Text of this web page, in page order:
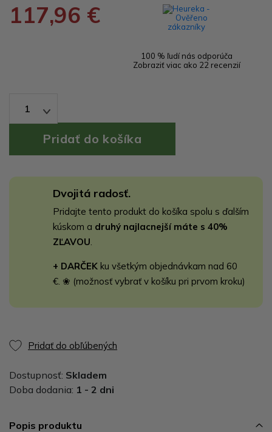
117,96 €
100 % ľudí nás odporúča
Zobraziť viac ako 22 recenzií
1
Dvojitá radosť.
Pridajte tento produkt do košíka spolu s ďalším
kúskom a druhý najlacnejší máte s 40%
ZĽAVOU
+ DARČEK ku všetkým objednávkam nad 60
€. ❀ (možnosť vybrať v košíku pri prvom kroku)
Pridať do obľúbených
Dostupnosť: Skladem
Doba dodania: 1 - 2 dni
Popis produktu